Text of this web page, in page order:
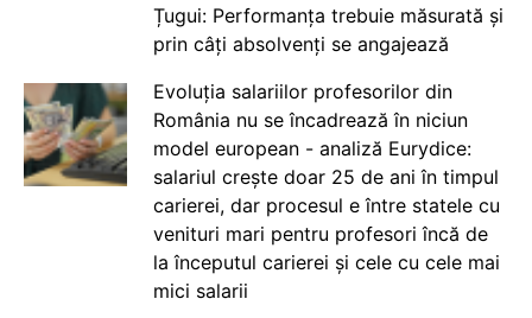
Țugui: Performanța trebuie măsurată și
prin câți absolvenți se angajează
Evoluția salariilor profesorilor din
România nu se încadrează în niciun
model european - analiză Eurydice:
salariul crește doar 25 de ani în timpul
carierei, dar procesul e între statele cu
venituri mari pentru profesori încă de
la începutul carierei și cele cu cele mai
mici salarii